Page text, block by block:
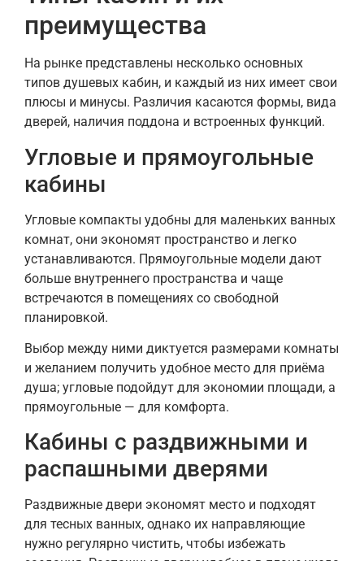
преимущества
На рынке представлены несколько основных
типов душевых кабин, и каждый из них имеет свои
плюсы и минусы. Различия касаются формы, вида
дверей, наличия поддона и встроенных функций.
Угловые и прямоугольные
кабины
Угловые компакты удобны для маленьких ванных
комнат, они экономят пространство и легко
устанавливаются. Прямоугольные модели дают
больше внутреннего пространства и чаще
встречаются в помещениях со свободной
планировкой.
Выбор между ними диктуется размерами комнаты
и желанием получить удобное место для приёма
душа; угловые подойдут для экономии площади, а
прямоугольные — для комфорта.
Кабины с раздвижными и
распашными дверями
Раздвижные двери экономят место и подходят
для тесных ванных, однако их направляющие
нужно регулярно чистить, чтобы избежать